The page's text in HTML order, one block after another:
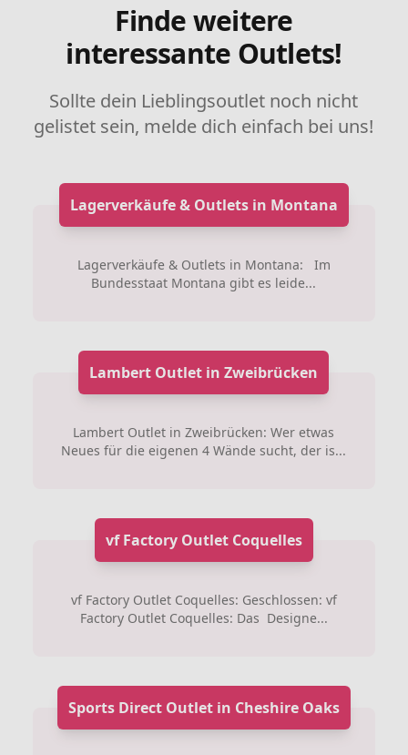
Finde weitere
interessante Outlets!
Sollte dein Lieblingsoutlet noch nicht
gelistet sein, melde dich einfach bei uns!
Lagerverkäufe & Outlets in Montana
Lagerverkäufe & Outlets in Montana: Im
Bundesstaat Montana gibt es leide...
Lambert Outlet in Zweibrücken
Lambert Outlet in Zweibrücken: Wer etwas
Neues für die eigenen 4 Wände sucht, der is...
vf Factory Outlet Coquelles
vf Factory Outlet Coquelles: Geschlossen: vf
Factory Outlet Coquelles: Das Designe...
Sports Direct Outlet in Cheshire Oaks